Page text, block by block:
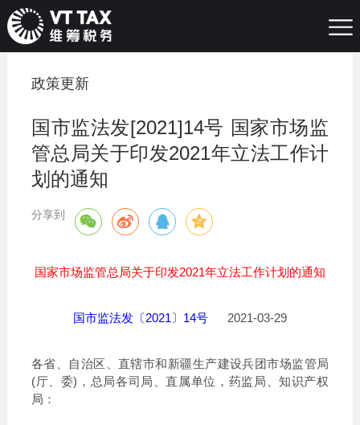
政策更新
国市监法发[2021]14号 国家市场监
管总局关于印发2021年立法工作计
划的通知
分享到
国家市场监管总局关于印发2021年立法工作计划的通知
国市监法发〔2021〕14号2021-03-29
各省、自治区、直辖市和新疆生产建设兵团市场监管局
(厅、委)，总局各司局、直属单位，药监局、知识产权
局：